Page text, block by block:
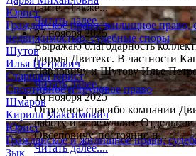
Юрист
Гражданское право, жилищное право,
недвижимостью, судебные споры
Шутов
Илья Петрович
Старший юрист
Спортивное и трудовое право
Шмаров
Кирилл Максимович
Юрист
Гражданское и жилищное право,
Зык
сайте. Также...
Читать далее....
27 ноября 2025
Выражаю благодарность
фирмы Двитекс. В частности
Павловичу и Шутову Илье
Читать далее....
16 ноября 2025
Огромное спасибо компании
работу и за результат.
Овсеповичу, постоянно н...
Читать далее....